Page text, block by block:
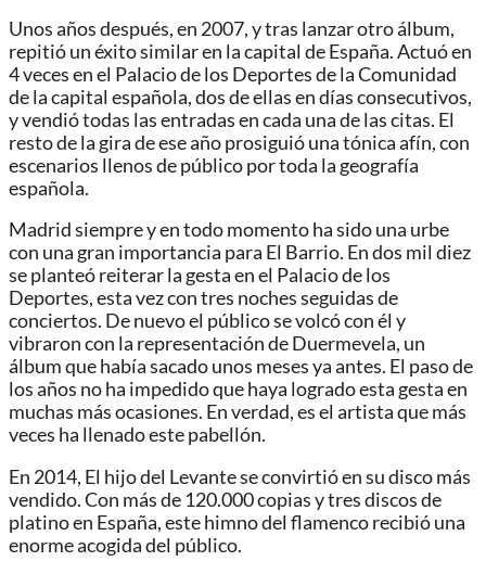
Unos años después, en 2007, y tras lanzar otro álbum,
repitió un éxito similar en la capital de España. Actuó en
4 veces en el Palacio de los Deportes de la Comunidad
de la capital española, dos de ellas en días consecutivos,
y vendió todas las entradas en cada una de las citas. El
resto de la gira de ese año prosiguió una tónica afín, con
escenarios llenos de público por toda la geografía
española.
Madrid siempre y en todo momento ha sido una urbe
con una gran importancia para El Barrio. En dos mil diez
se planteó reiterar la gesta en el Palacio de los
Deportes, esta vez con tres noches seguidas de
conciertos. De nuevo el público se volcó con él y
vibraron con la representación de Duermevela, un
álbum que había sacado unos meses ya antes. El paso de
los años no ha impedido que haya logrado esta gesta en
muchas más ocasiones. En verdad, es el artista que más
veces ha llenado este pabellón.
En 2014, El hijo del Levante se convirtió en su disco más
vendido. Con más de 120.000 copias y tres discos de
platino en España, este himno del flamenco recibió una
enorme acogida del público.